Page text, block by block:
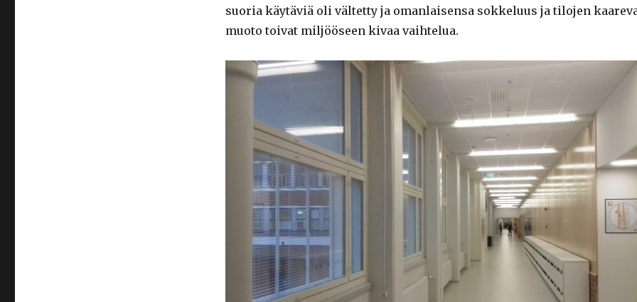
suoria käytäviä oli vältetty ja omanlaisensa sokkeluus ja tilojen
muoto toivat miljööseen kivaa vaihtelua.